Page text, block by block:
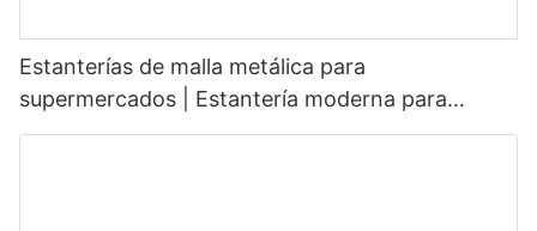
Estanterías de malla metálica para
supermercados | Estantería moderna para
tiendas de comestibles